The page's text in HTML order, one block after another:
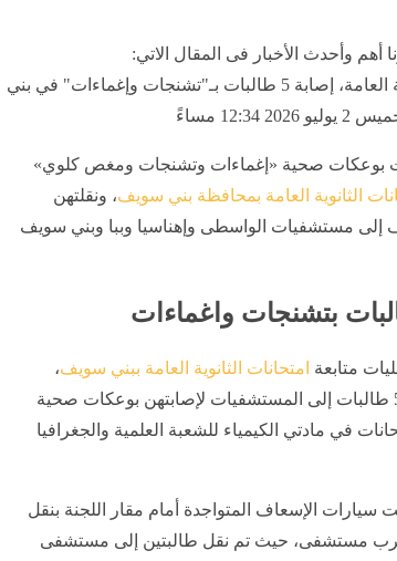
أهم وأحدث الأخبار فى المقال الاتي:
امتحانات الثانوية العامة، إصابة 5 طالبات بـ"تشنجات وإغماءات" في بني
12:34 مساءً
طالبات بوعكات صحية «إغماءات وتشنجات ومغص كلوي»
الثانوية العامة بمحافظة بني سويف، ونقلتهن
إلى مستشفيات الواسطى وإهناسيا وببا وبني سويف
متابعة امتحانات الثانوية العامة ببني سويف،
إخطارات بنقل 5 طالبات إلى المستشفيات لإصابتهن بوعكات صحية
في مادتي الكيمياء للشعبة العلمية والجغرافيا
سيارات الإسعاف المتواجدة أمام مقار اللجنة بنقل
مستشفى، حيث تم نقل طالبتين إلى مستشفى